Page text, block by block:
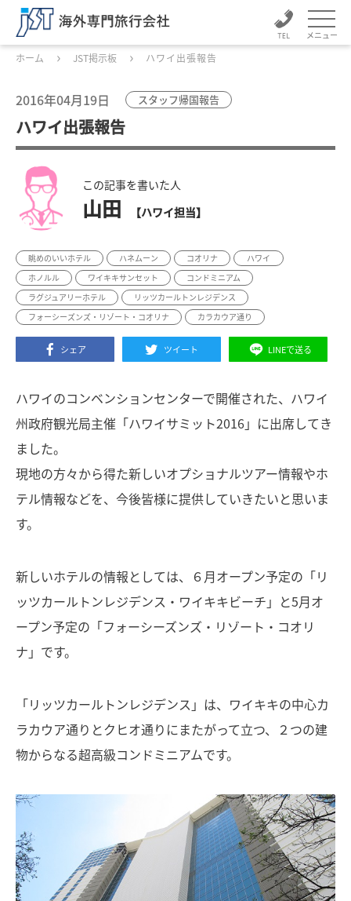
メニュー
ホーム JST掲示板 ハワイ出張報告
2016年04月19日 スタッフ帰国報告
ハワイ出張報告
この記事を書いた人
山田 【ハワイ担当】
眺めのいいホテル ハネムーン コオリナ
ハワイ
ホノルル
ワイキキサンセット
コンドミニアム
ラグジュアリーホテル
リッツカールトンレジデンス
フォーシーズンズ・リゾート・コオリナ
カラカウア通り
シェア ツイート LINEで送る
ハワイのコンベンションセンターで開催された、ハワイ
州政府観光局主催「ハワイサミット2016」に出席してき
ました。
現地の方々から得た新しいオプショナルツアー情報やホ
テル情報などを、今後皆様に提供していきたいと思いま
す。
新しいホテルの情報としては、６月オープン予定の「リ
ッツカールトンレジデンス・ワイキキビーチ」と5月オ
ープン予定の「フォーシーズンズ・リゾート・コオリ
ナ」です。
「リッツカールトンレジデンス」は、ワイキキの中心カ
ラカウア通りとクヒオ通りにまたがって立つ、２つの建
物からなる超高級コンドミニアムです。